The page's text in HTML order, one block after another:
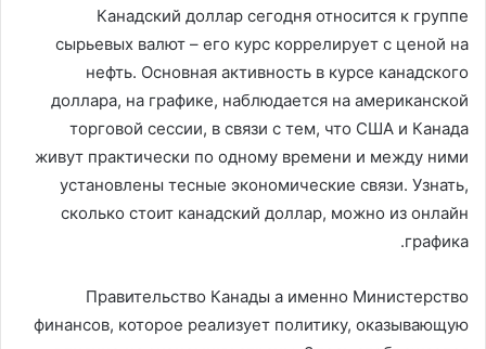
Канадский доллар сегодня относится к группе
сырьевых валют – его курс коррелирует с ценой на
нефть. Основная активность в курсе канадского
доллара, на графике, наблюдается на американской
торговой сессии, в связи с тем, что США и Канада
живут практически по одному времени и между ними
установлены тесные экономические связи. Узнать,
сколько стоит канадский доллар, можно из онлайн
графика.
Правительство Канады а именно Министерство
финансов, которое реализует политику, оказывающую